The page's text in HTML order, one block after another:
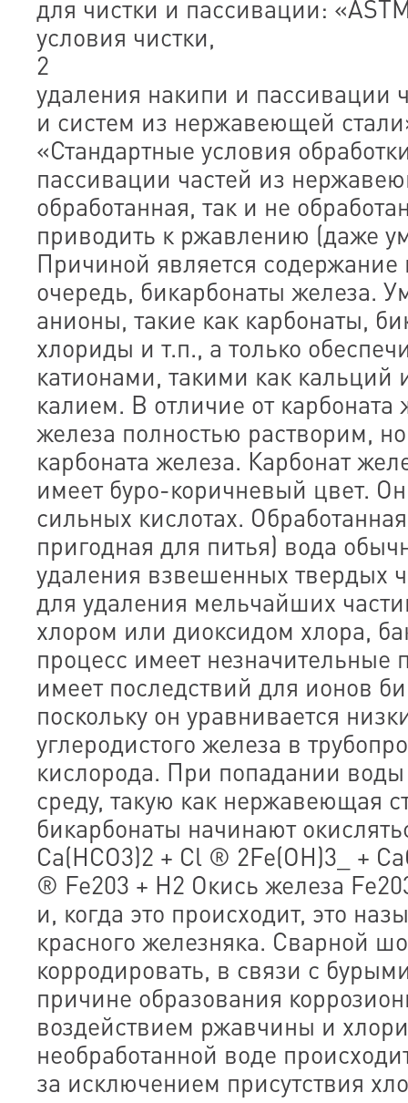
для чистки и пассивации:
условия чистки,
2
удаления накипи и пассивации
и систем из нержавеющей
«Стандартные условия
пассивации частей из
обработанная, так и не
приводить к ржавлению (даже
Причиной является
очередь, бикарбонаты железа.
анионы, такие как карбонаты,
хлориды и т.п., а только
катионами, такими как кальций
калием. В отличие от карбоната
железа полностью растворим,
карбоната железа. Карбонат
имеет буро-коричневый цвет.
сильных кислотах.
пригодная для питья) вода
удаления взвешенных твердых
для удаления мельчайших
хлором или диоксидом хлора,
процесс имеет незначительные
имеет последствий для ионов
поскольку он уравнивается
углеродистого железа в
кислорода. При попадании
среду, такую как нержавеющая
бикарбонаты начинают
Ca(HCO3)2 + Cl ® 2Fe(OH)3_ +
® Fe203 + H2 Окись железа
и, когда это происходит, это
красного железняка. Сварной
корродировать, в связи с
причине образования
воздействием ржавчины и
необработанной воде
за исключением присутствия